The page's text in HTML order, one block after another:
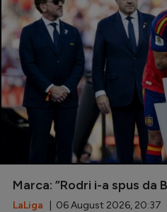
Marca: ”Rodri i-a spus da
LaLiga | 06 August 2026, 20:37